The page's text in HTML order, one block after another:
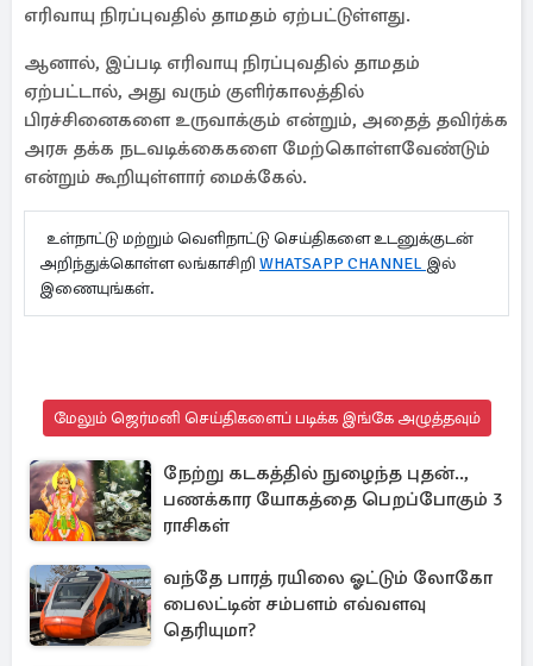
எரிவாயு நிரப்புவதில் தாமதம் ஏற்பட்டுள்ளது.
ஆனால், இப்படி எரிவாயு நிரப்புவதில் தாமதம்
ஏற்பட்டால், அது வரும் குளிர்காலத்தில்
பிரச்சினைகளை உருவாக்கும் என்றும், அதைத் தவிர்க்க
அரசு தக்க நடவடிக்கைகளை மேற்கொள்ளவேண்டும்
என்றும் கூறியுள்ளார் மைக்கேல்.
உள்நாட்டு மற்றும் வெளிநாட்டு செய்திகளை உடனுக்குடன்
அறிந்துக்கொள்ள லங்காசிறி WHATSAPP CHANNEL இல்
இணையுங்கள்.
மேலும் ஜெர்மனி செய்திகளைப் படிக்க இங்கே அழுத்தவும்
நேற்று கடகத்தில் நுழைந்த புதன்..,
பணக்கார யோகத்தை பெறப்போகும் 3
ராசிகள்
வந்தே பாரத் ரயிலை ஓட்டும் லோகோ
பைலட்டின் சம்பளம் எவ்வளவு
தெரியுமா?